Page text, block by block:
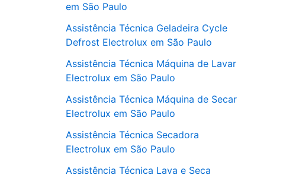
em São Paulo
Assistência Técnica Geladeira Cycle
Defrost Electrolux em São Paulo
Assistência Técnica Máquina de Lavar
Electrolux em São Paulo
Assistência Técnica Máquina de Secar
Electrolux em São Paulo
Assistência Técnica Secadora
Electrolux em São Paulo
Assistência Técnica Lava e Seca